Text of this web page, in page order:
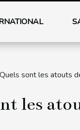
Quels sont les atouts
les